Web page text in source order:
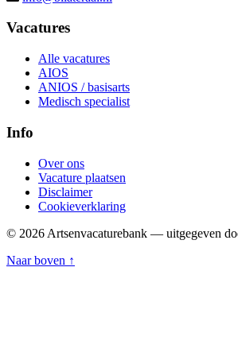
Vacatures
Alle vacatures
AIOS
ANIOS / basisarts
Medisch specialist
Info
Over ons
Vacature plaatsen
Disclaimer
Cookieverklaring
© 2026 Artsenvacaturebank — uitgegeven
Naar boven ↑